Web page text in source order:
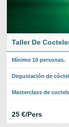
Taller De
Mínimo 10 personas.
Degustación de
Masterclass de
25 €/Pers